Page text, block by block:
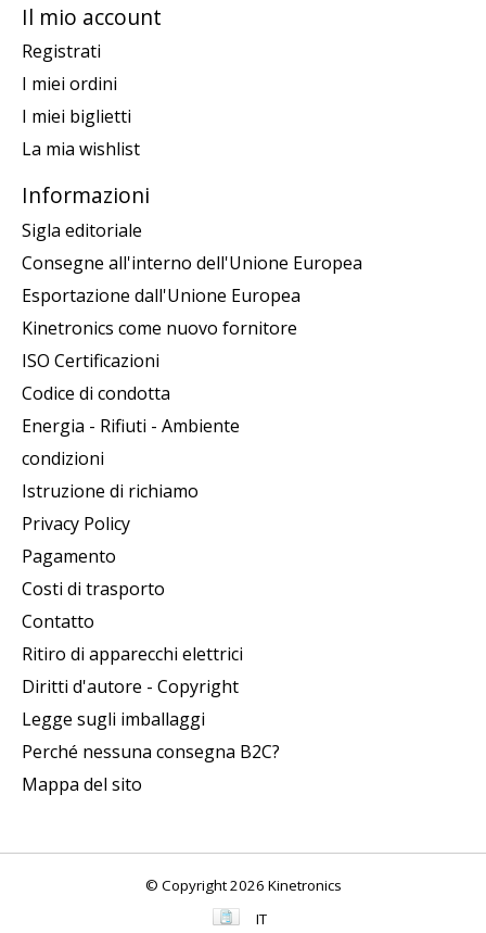
Il mio account
Registrati
I miei ordini
I miei biglietti
La mia wishlist
Informazioni
Sigla editoriale
Consegne all'interno dell'Unione Europea
Esportazione dall'Unione Europea
Kinetronics come nuovo fornitore
ISO Certificazioni
Codice di condotta
Energia - Rifiuti - Ambiente
condizioni
Istruzione di richiamo
Privacy Policy
Pagamento
Costi di trasporto
Contatto
Ritiro di apparecchi elettrici
Diritti d'autore - Copyright
Legge sugli imballaggi
Perché nessuna consegna B2C?
Mappa del sito
© Copyright 2026 Kinetronics
IT